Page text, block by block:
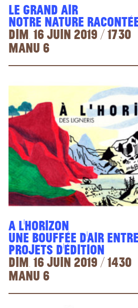
Le Grand Air
notre nature
dim. 16 juin 2019 / 17:30
Manu 6
A l’horizon
une bouffée d'air
projets d'édition
dim. 16 juin 2019 / 14:30
Manu 6